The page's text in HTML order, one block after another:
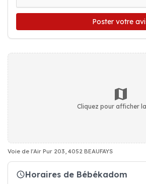
Poster votre
Cliquez pour afficher
Voie de l'Air Pur 203, 4052 BEAUFAYS
Horaires de Bébékadom